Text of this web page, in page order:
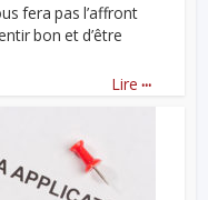
fera pas l’affront
bon et d’être
Lire ...